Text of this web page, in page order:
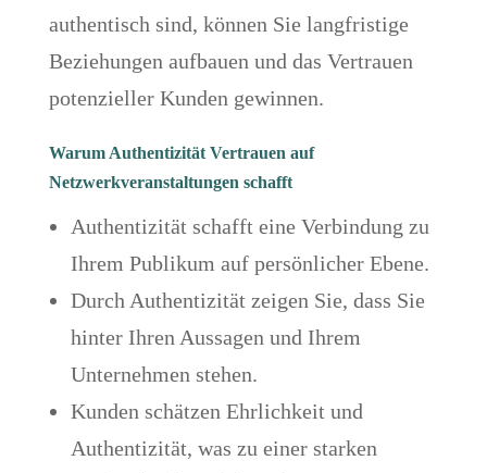
authentisch sind, können Sie langfristige
Beziehungen aufbauen und das Vertrauen
potenzieller Kunden gewinnen.
Warum Authentizität Vertrauen auf
Netzwerkveranstaltungen schafft
Authentizität schafft eine Verbindung zu
Ihrem Publikum auf persönlicher Ebene.
Durch Authentizität zeigen Sie, dass Sie
hinter Ihren Aussagen und Ihrem
Unternehmen stehen.
Kunden schätzen Ehrlichkeit und
Authentizität, was zu einer starken